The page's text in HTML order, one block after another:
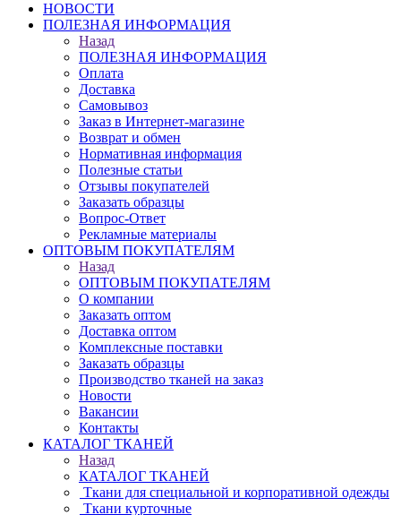
НОВОСТИ
ПОЛЕЗНАЯ ИНФОРМАЦИЯ
Назад
ПОЛЕЗНАЯ ИНФОРМАЦИЯ
Оплата
Доставка
Самовывоз
Заказ в Интернет-магазине
Возврат и обмен
Нормативная информация
Полезные статьи
Отзывы покупателей
Заказать образцы
Вопрос-Ответ
Рекламные материалы
ОПТОВЫМ ПОКУПАТЕЛЯМ
Назад
ОПТОВЫМ ПОКУПАТЕЛЯМ
О компании
Заказать оптом
Доставка оптом
Комплексные поставки
Заказать образцы
Производство тканей на заказ
Новости
Вакансии
Контакты
КАТАЛОГ ТКАНЕЙ
Назад
КАТАЛОГ ТКАНЕЙ
Ткани для специальной и корпоративной одежды
Ткани курточные